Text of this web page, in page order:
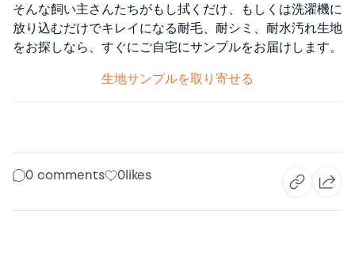
そんな飼い主さんたちがもし拭くだけ、もしくは洗濯機に
放り込むだけでキレイになる耐毛、耐シミ、耐水汚れ生地
をお探しなら、すぐにご自宅にサンプルをお届けします。
生地サンプルを取り寄せる
0 comments 0likes